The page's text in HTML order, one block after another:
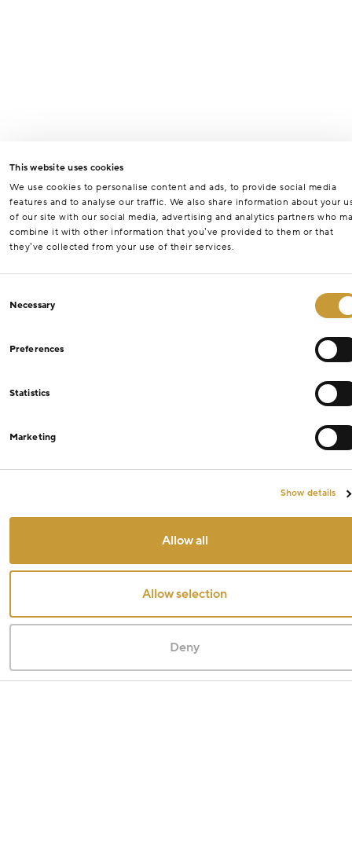
This website uses cookies
We use cookies to personalise content and ads, to provide social media
features and to analyse our traffic. We also share information about your
of our site with our social media, advertising and analytics partners who
combine it with other information that you’ve provided to them or that
they’ve collected from your use of their services.
Selection
Necessary
Preferences
Statistics
Marketing
Show details
Allow all
Allow selection
Deny